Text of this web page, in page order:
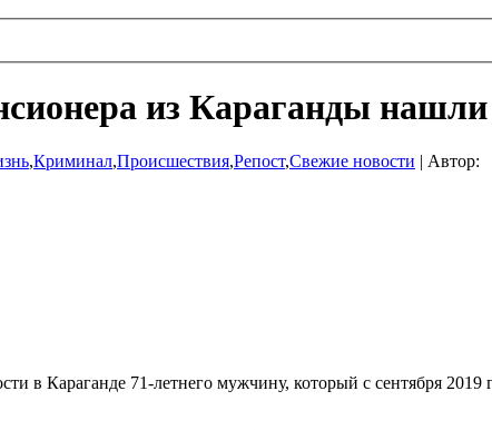
из Караганды
,Криминал,Происшествия,Репост,Свежие новости Автор:
в Караганде 71-летнего мужчину, который с сентября